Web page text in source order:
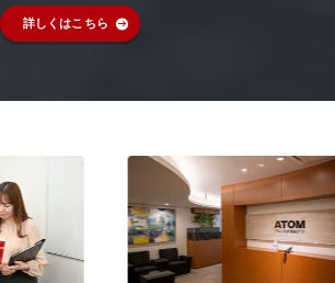
詳しくはこちら